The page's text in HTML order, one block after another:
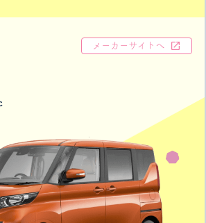
メーカーサイトへ